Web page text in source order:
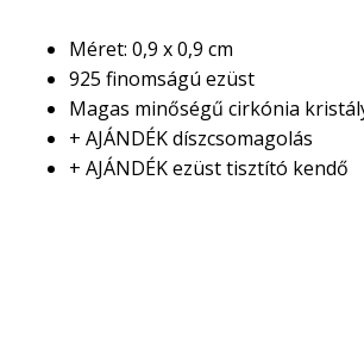
Méret: 0,9 x 0,9 cm
925 finomságú ezüst
Magas minőségű cirkónia
+ AJÁNDÉK díszcsomagolás
+ AJÁNDÉK ezüst tisztító kendő